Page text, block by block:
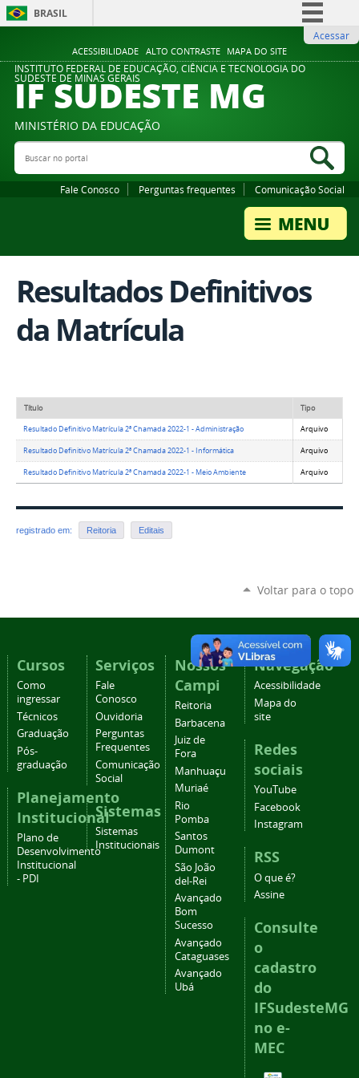
ACESSIBILIDADE ALTO CONTRASTE MAPA DO SITE
BRASIL
Comunica BR
Participe
Legislação
Acessar
INSTITUTO FEDERAL DE EDUCAÇÃO, CIÊNCIA E TECNOLOGIA DO
SUDESTE DE MINAS GERAIS
IF SUDESTE MG
MINISTÉRIO DA EDUCAÇÃO
Buscar no portal
Fale Conosco Perguntas frequentes Comunicação Social
Resultados Definitivos
da Matrícula
Título Tipo
Resultado Definitivo Matrícula 2ª Chamada 2022-1 - Administração Arquivo
Resultado Definitivo Matrícula 2ª Chamada 2022-1 - Informática Arquivo
Resultado Definitivo Matrícula 2ª Chamada 2022-1 - Meio Ambiente Arquivo
registrado em: Reitoria Editais
Voltar para o topo
Cursos
Como
ingressar
Técnicos
Graduação
Pós-
graduação
Planejamento
Institucional
Plano de
Desenvolvimento
Institucional
- PDI
Serviços
Fale
Conosco
Ouvidoria
Perguntas
Frequentes
Comunicação
Social
Sistemas
Sistemas
Institucionais
Nossos
Campi
Reitoria
Barbacena
Juiz de
Fora
Manhuaçu
Muriaé
Rio
Pomba
Santos
Dumont
São João
del-Rei
Avançado
Bom
Sucesso
Avançado
Cataguases
Avançado
Ubá
Navegação
Acessibilidade
Mapa do
site
Redes
sociais
YouTube
Facebook
Instagram
RSS
O que é?
Assine
Consulte
o
cadastro
do
IFSudesteMG
no e-
MEC